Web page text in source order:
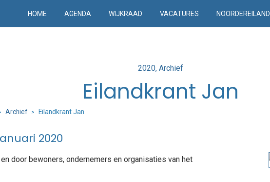
HOME AGENDA WIJKRAAD VACATURES NOORDEREILAND
Posted
in
2020 Archief
Eilandkrant Jan
Archief > Eilandkrant Jan
2020
door bewoners, ondernemers en organisaties van het